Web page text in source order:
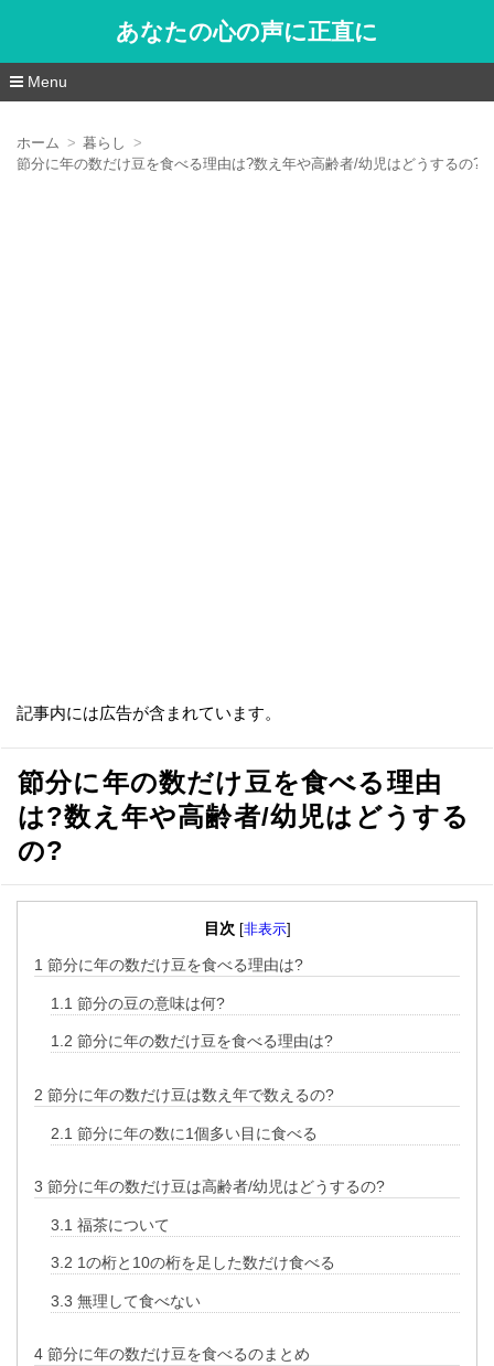
あなたの心の声に正直に
Menu
ホーム
暮らし
節分に年の数だけ豆を食べる理由は?数え年や高齢者/幼児はどうするの?
記事内には広告が含まれています。
節分に年の数だけ豆を食べる理由
は?数え年や高齢者/幼児はどうする
の?
目次 [非表示]
1 節分に年の数だけ豆を食べる理由は?
1.1 節分の豆の意味は何?
1.2 節分に年の数だけ豆を食べる理由は?
2 節分に年の数だけ豆は数え年で数えるの?
2.1 節分に年の数に1個多い目に食べる
3 節分に年の数だけ豆は高齢者/幼児はどうするの?
3.1 福茶について
3.2 1の桁と10の桁を足した数だけ食べる
3.3 無理して食べない
4 節分に年の数だけ豆を食べるのまとめ